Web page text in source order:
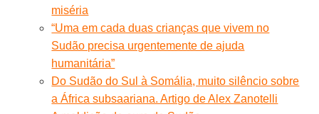
miséria
“Uma em cada duas crianças que vivem no
Sudão precisa urgentemente de ajuda
humanitária”
Do Sudão do Sul à Somália, muito silêncio sobre
a África subsaariana. Artigo de Alex Zanotelli